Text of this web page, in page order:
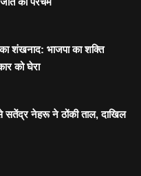
शंखनाद: भाजपा का शक्ति
को घेरा
से सतेंद्र नेहरू ने ठोंकी ताल, दाखिल